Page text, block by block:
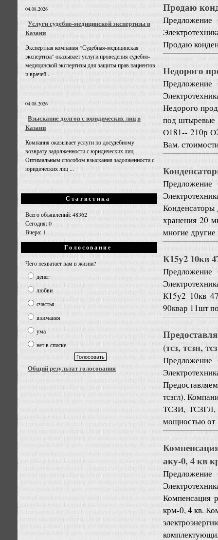
04.08.2026
Услуги судебно-медицинской экспертизы в
Казани
Экспертная компания “Судебная-медицинская
экспертиза” оказывает услуги проведения судебно-
медицинской экспертизы для защиты прав пациентов
и врачей...
04.08.2026
Взыскание долгов с юридических лиц в
Казани
Компания оказывает услуги по досудебному
возврату задолженности с юридических лиц.
Оптимальным способом взыскания задолженности с
юридических лиц ...
Статистика
Всего объявлений: 48362
Сегодня: 0
Вчера: 1
Голосование
Чего нехватает вам в жизни?
денег
любви
счастья
внимания
ума
нет в списке
Общий результат голосования
Продаю
Предложение
Продаю
Недорого
Предложение
Недорого
под
О181-- 210р
Вам.
Предложение
Конденсаторы
хранения 20
многие
К15у2 10кв
Предложение
К15у2 10кв
90квар 11шт
(тсз, тсзн,
Предложение
тсзгл).
ТСЗИ, ТСЗГЛ,
мощностью от
аку-0, 4 кв
Предложение
Компенсация
крм-0, 4 кв.